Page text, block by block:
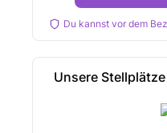
Du kannst vor dem
Unsere